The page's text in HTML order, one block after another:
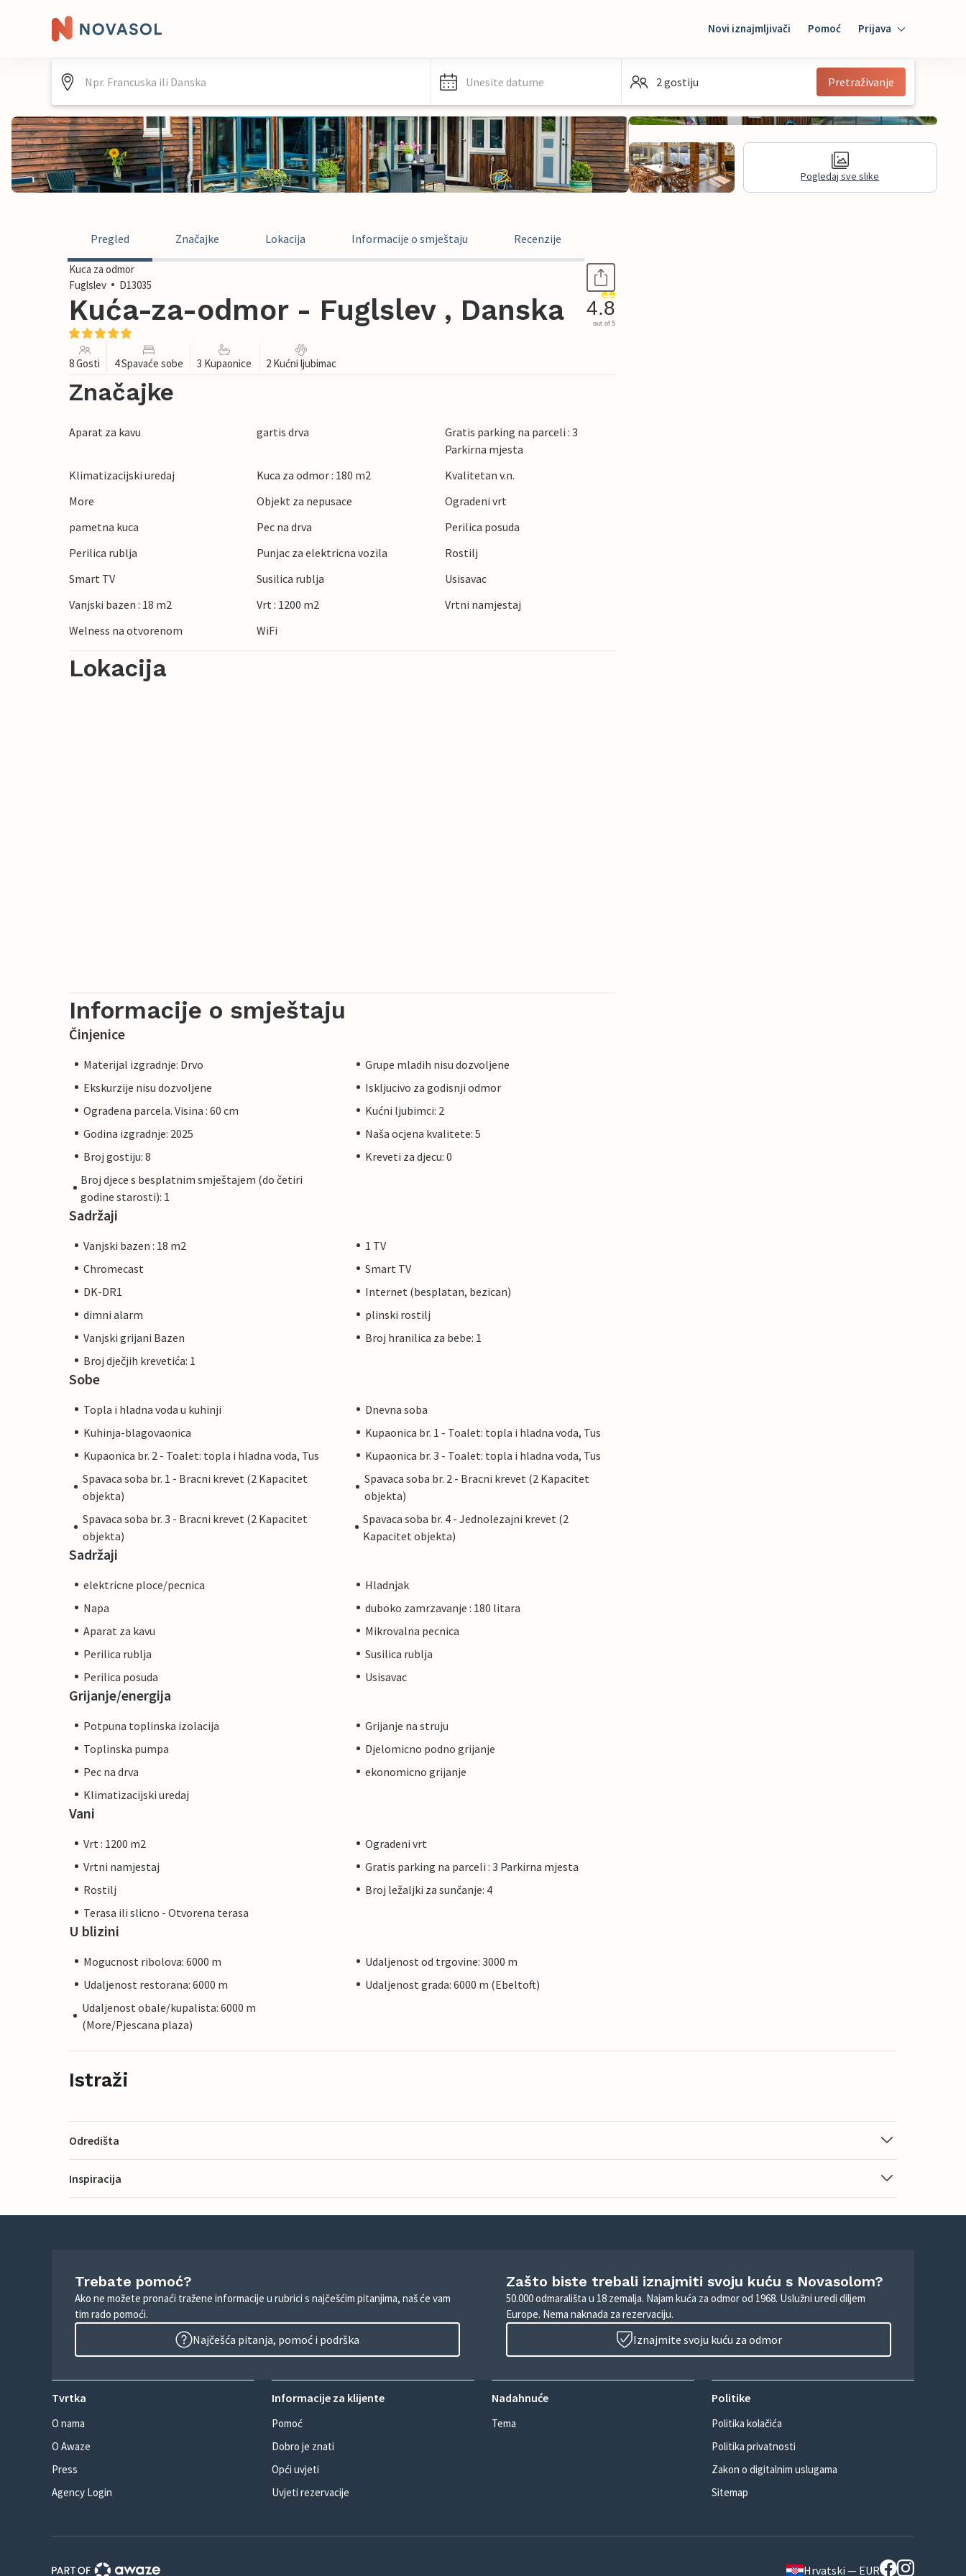
Novi iznajmljivači Pomoć Prijava
Mybooking
Unesite datume 2 gostiju Pretraživanje
Pogledaj sve slike
Pregled Značajke Lokacija Informacije o smještaju Recenzije
Kuca za odmor
Fuglslev
D13035
Kuća-za-odmor - Fuglslev , Danska 4.8
out of 5
8 Gosti 4 Spavaće sobe 3 Kupaonice 2 Kućni ljubimac
Značajke
Aparat za kavu gartis drva
Gratis parking na parceli : 3
Parkirna mjesta
Klimatizacijski uredaj
Kuca za odmor : 180 m2
Kvalitetan v.n.
More
Objekt za nepusace
Ogradeni vrt
pametna kuca
Pec na drva
Perilica posuda
Perilica rublja
Punjac za elektricna vozila
Rostilj
Smart TV
Susilica rublja
Usisavac
Vanjski bazen : 18 m2
Vrt : 1200 m2
Vrtni namjestaj
Welness na otvorenom
WiFi
Lokacija
Informacije o smještaju
Činjenice
Materijal izgradnje: Drvo
Grupe mladih nisu dozvoljene
Ekskurzije nisu dozvoljene
Iskljucivo za godisnji odmor
Ogradena parcela. Visina : 60 cm
Kućni ljubimci: 2
Godina izgradnje: 2025
Naša ocjena kvalitete: 5
Broj gostiju: 8
Kreveti za djecu: 0
Broj djece s besplatnim smještajem (do četiri
godine starosti): 1
Sadržaji
Vanjski bazen : 18 m2
1 TV
Chromecast
Smart TV
DK-DR1
Internet (besplatan, bezican)
dimni alarm
plinski rostilj
Vanjski grijani Bazen
Broj hranilica za bebe: 1
Broj dječjih krevetića: 1
Sobe
Topla i hladna voda u kuhinji
Dnevna soba
Kuhinja-blagovaonica
Kupaonica br. 1 - Toalet: topla i hladna voda, Tus
Kupaonica br. 2 - Toalet: topla i hladna voda, Tus
Kupaonica br. 3 - Toalet: topla i hladna voda, Tus
Spavaca soba br. 1 - Bracni krevet (2 Kapacitet
objekta)
Spavaca soba br. 2 - Bracni krevet (2 Kapacitet
objekta)
Spavaca soba br. 3 - Bracni krevet (2 Kapacitet
objekta)
Spavaca soba br. 4 - Jednolezajni krevet (2
Kapacitet objekta)
Sadržaji
elektricne ploce/pecnica
Hladnjak
Napa
duboko zamrzavanje : 180 litara
Aparat za kavu
Mikrovalna pecnica
Perilica rublja
Susilica rublja
Perilica posuda
Usisavac
Grijanje/energija
Potpuna toplinska izolacija
Grijanje na struju
Toplinska pumpa
Djelomicno podno grijanje
Pec na drva
ekonomicno grijanje
Klimatizacijski uredaj
Vani
Vrt : 1200 m2
Ogradeni vrt
Vrtni namjestaj
Gratis parking na parceli : 3 Parkirna mjesta
Rostilj
Broj ležaljki za sunčanje: 4
Terasa ili slicno - Otvorena terasa
U blizini
Mogucnost ribolova: 6000 m
Udaljenost od trgovine: 3000 m
Udaljenost restorana: 6000 m
Udaljenost grada: 6000 m (Ebeltoft)
Udaljenost obale/kupalista: 6000 m
(More/Pjescana plaza)
Istraži
Odredišta
Inspiracija
Trebate pomoć?
Ako ne možete pronaći tražene informacije u rubrici s najčešćim pitanjima, naš će vam
tim rado pomoći.
Najčešća pitanja, pomoć i podrška
Zašto biste trebali iznajmiti svoju kuću s Novasolom?
50.000 odmarališta u 18 zemalja. Najam kuća za odmor od 1968. Uslužni uredi diljem
Europe. Nema naknada za rezervaciju.
Iznajmite svoju kuću za odmor
Tvrtka
O nama
O Awaze
Press
Agency Login
Informacije za klijente
Pomoć
Dobro je znati
Opći uvjeti
Uvjeti rezervacije
Nadahnuće
Tema
Politike
Politika kolačića
Politika privatnosti
Zakon o digitalnim uslugama
Sitemap
Hrvatski — EUR